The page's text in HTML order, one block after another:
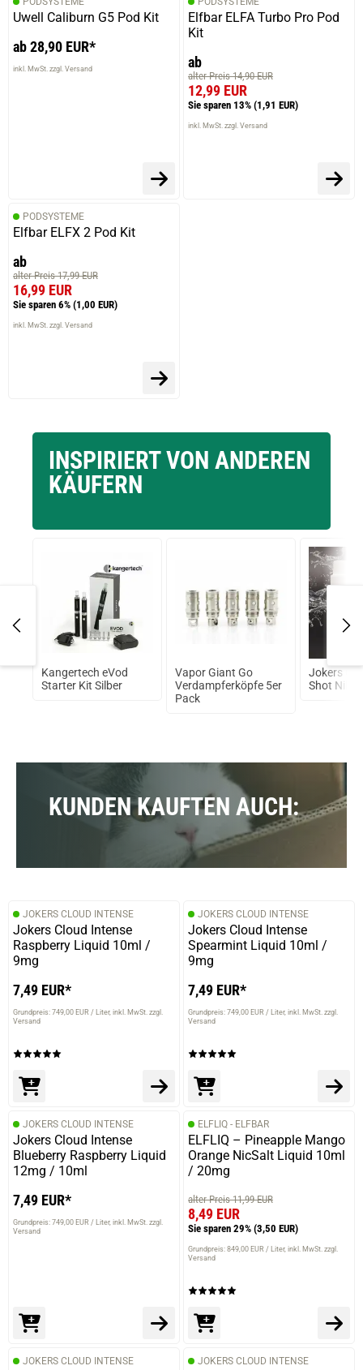
Uwell Caliburn G5 Pod Kit
ab 28,90 EUR*
inkl. MwSt. zzgl. Versand
Elfbar ELFA Turbo Pro Pod
Kit
ab
alter Preis 14,90 EUR
12,99 EUR
Sie sparen 13% (1,91 EUR)
inkl. MwSt. zzgl. Versand
PODSYSTEME
Elfbar ELFX 2 Pod Kit
ab
alter Preis 17,99 EUR
16,99 EUR
Sie sparen 6% (1,00 EUR)
inkl. MwSt. zzgl. Versand
INSPIRIERT VON ANDEREN
KÄUFERN
Kangertech eVod
Starter Kit Silber
Vapor Giant Go
Verdampferköpfe 5er
Pack
Jokers
Shot
KUNDEN KAUFTEN AUCH:
JOKERS CLOUD INTENSE
Jokers Cloud Intense
Raspberry Liquid 10ml /
9mg
7,49 EUR*
Grundpreis: 749,00 EUR / Liter inkl. MwSt. zzgl.
Versand
JOKERS CLOUD INTENSE
Jokers Cloud Intense
Spearmint Liquid 10ml /
9mg
7,49 EUR*
Grundpreis: 749,00 EUR / Liter inkl. MwSt. zzgl.
Versand
JOKERS CLOUD INTENSE
Jokers Cloud Intense
Blueberry Raspberry Liquid
12mg / 10ml
7,49 EUR*
Grundpreis: 749,00 EUR / Liter inkl. MwSt. zzgl.
Versand
ELFLIQ - ELFBAR
ELFLIQ – Pineapple Mango
Orange NicSalt Liquid 10ml
/ 20mg
alter Preis 11,99 EUR
8,49 EUR
Sie sparen 29% (3,50 EUR)
Grundpreis: 849,00 EUR / Liter inkl. MwSt. zzgl.
Versand
JOKERS CLOUD INTENSE JOKERS CLOUD INTENSE